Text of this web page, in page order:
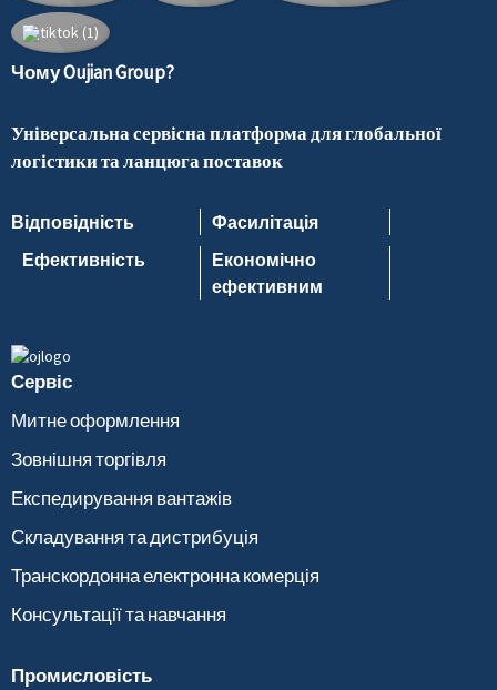
Чому Oujian Group?
Універсальна сервісна платформа для глобальної
логістики та ланцюга поставок
Відповідність
Фасилітація
Ефективність
Економічно
ефективним
Сервіс
Митне оформлення
Зовнішня торгівля
Експедирування вантажів
Складування та дистрибуція
Транскордонна електронна комерція
Консультації та навчання
Промисловість